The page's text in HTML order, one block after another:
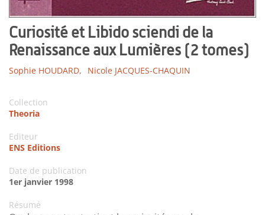
Curiosité et Libido sciendi de la
Renaissance aux Lumières (2 tomes)
Sophie HOUDARD, Nicole JACQUES-CHAQUIN
Collection
Theoria
Editeur
ENS Editions
Date de publication
1er janvier 1998
Résumé